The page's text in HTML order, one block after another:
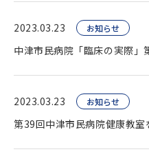
2023.03.23 お知らせ
中津市民病院「臨床の実際」
2023.03.23 お知らせ
第39回中津市民病院健康教室